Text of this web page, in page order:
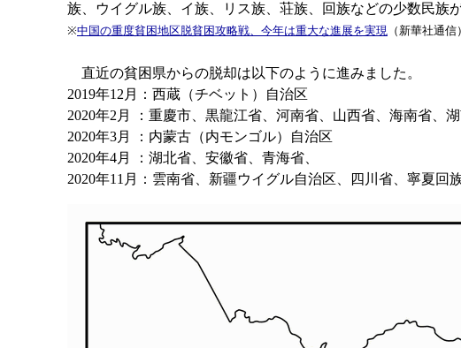
族、ウイグル族、イ族、リス族、荘族、回族などの少数民
※中国の重度貧困地区脱貧困攻略戦、今年は重大な進展を実現 （新華社通信）
直近の貧困県からの脱却は以下のように進みました。
2019年12月：西蔵（チベット）自治区
2020年2月 ：重慶市、黒龍江省、河南省、山西省、海南省、
2020年3月 ：内蒙古（内モンゴル）自治区
2020年4月 ：湖北省、安徽省、青海省、
2020年11月：雲南省、新疆ウイグル自治区、四川省、寧夏